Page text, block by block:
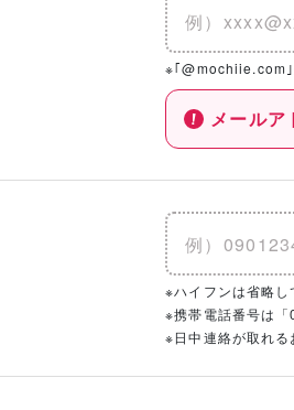
※｢@mochiie.com｣
メールア
※ハイフンは省略
※携帯電話番号は
※日中連絡が取れる